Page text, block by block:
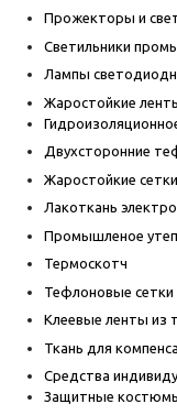
Прожекторы и
Светильники
Лампы
Жаростойкие
Двухсторонние
Жаростойкие
Лакоткань
Промышленое
Термоскотч
Тефлоновые сетки
Клеевые ленты из
Ткань для
Средства
Защитные